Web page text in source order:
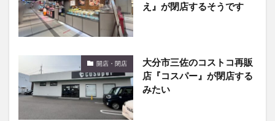
え』が閉店するそうです
開店・閉店
大分市三佐のコストコ再販
店『コスパー』が閉店する
みたい